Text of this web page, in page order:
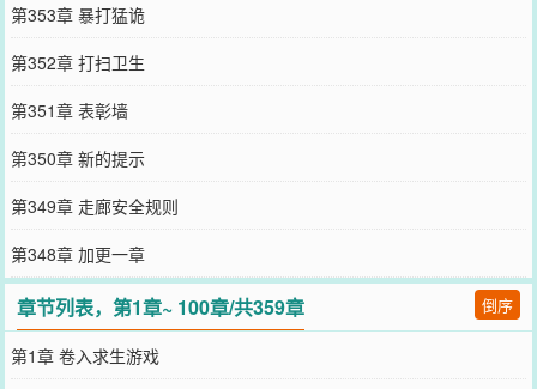
第353章 暴打猛诡
第352章 打扫卫生
第351章 表彰墙
第350章 新的提示
第349章 走廊安全规则
第348章 加更一章
章节列表，第1章~ 100章/共359章 倒序
第1章 卷入求生游戏